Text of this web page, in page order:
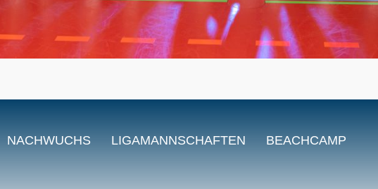
NACHWUCHS LIGAMANNSCHAFTEN BEACHCAMP